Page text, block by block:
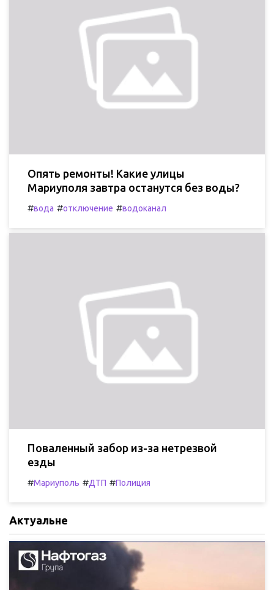
Опять ремонты! Какие улицы
Мариуполя завтра останутся без воды?
#вода #отключение #водоканал
Поваленный забор из-за нетрезвой
езды
#Мариуполь #ДТП #Полиция
Актуальне